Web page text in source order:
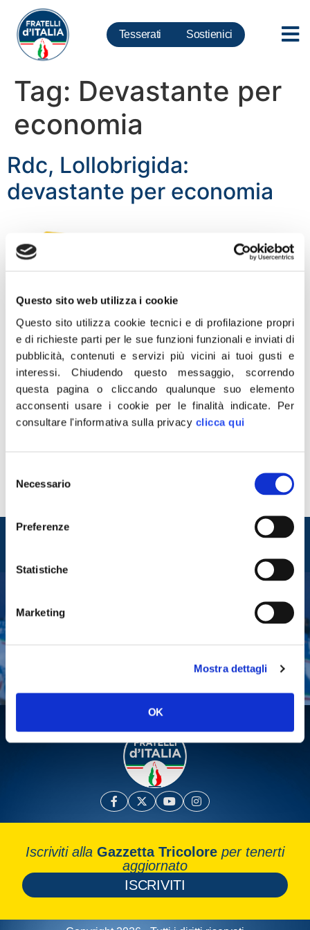
Questo sito web utilizza i cookie
Questo sito utilizza cookie tecnici e di profilazione propri
e di richieste parti per le sue funzioni funzionali e inviati di
pubblicità, contenuti e servizi più vicini ai tuoi gusti e
interessi.Chiudendo questo messaggio, scorrendo
questa pagina o cliccando qualunque suo elemento
acconsenti usare i cookie per le finalità indicate. Per
consultare l'informativa sulla privacy clicca qui
delNecessario
Preferenze
Statistiche
Marketing
Mostra dettagli
OK
Tesserati Sostienici
Tag: Devastante per
economia
Rdc, Lollobrigida:
devastante per economia
“Basta con questo Reddito di cittadinanza che è stato
devastante per la nostra economia, non ha fatto
crescere l’occupazione ed è stato un disincentivo al
utili alla collettività. Incredibile leggere ogni giorno
Entra nel mondo di
Leggi la Gazzetta Tricolore
Iscriviti alla Gazzetta Tricolore per tenerti
aggiornato
ISCRIVITI